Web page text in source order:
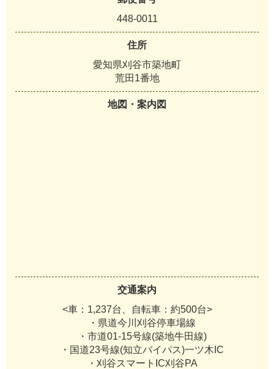
448-0011
住所
愛知県刈谷市築地町
荒田1番地
地図・案内図
交通案内
<車：1,237台、自転車：約500台>
・県道今川刈谷停車場線
・市道01-15号線(築地牛田線)
・国道23号線(知立バイパス)一ツ木IC
・刈谷スマートIC刈谷PA